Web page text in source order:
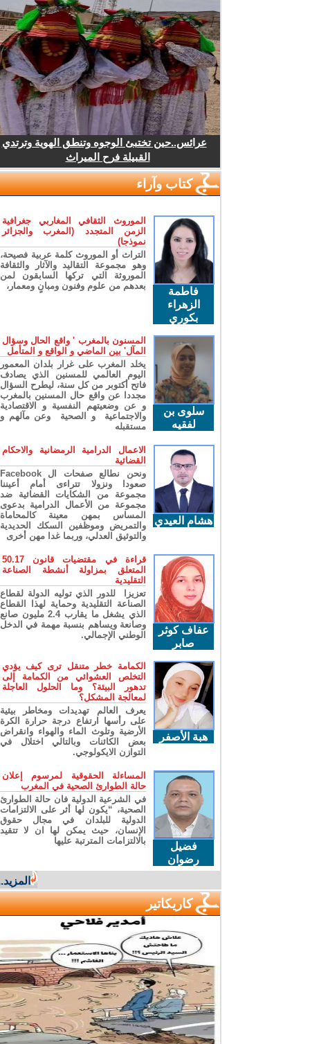
عرائس..حين تختبئ الوجوه وتنطق الهوية وترتدي
القبيلة فرح الميراث
كتاب وآراء
فاطمة
الزهراء
بكوري
الموروث الثقافي المغاربي جغرافية
الزمن المتجدد (المغرب والجزائر
نموذجا)
التراث أو الموروث كلمة عربية فصيحة،
وهو مجموعة التقاليد والآثار والثقافة
الموروثة التي تركها السابقون لمن
بعدهم من علوم وفنون ومبانٍ ومعمار،
سلوى بن
لفقيه
المسنون بالمغرب ' واقع الحال وسؤال
المآل' بين الماضي و الواقع و المتأمل
يخلد المغرب على غرار بلدان المعمور
اليوم العالمي للمسنين الذي يصادف
فاتح أكتوبر من كل سنة، ليطرح السؤال
مجددا عن واقع حال المسنين بالمغرب
و عن وضعيتهم النفسية و الاقتصادية
والاجتماعية و الصحية وعن مآلهم و
مستقبله
هشام العيدي
الاعمال الدرامية الرمضانية والاحكام
القضائية
ونحن نطالع صفحات ال Facebook
صعودا ونزولا تتراءى أمام أعيننا
مجموعة من الشكايات القضائية ضد
مجموعة من الأعمال الدرامية بدعوى
المساس بمهن معينة كالمحاماة
والتمريض وموظفين السكك الحديدية
والتوثيق العدلي، وربما غدا مهن أخرى
عفاف كوثر
صابر
قراءة في مقتضيات قانون 50.17
المتعلق بمزاولة أنشطة الصناعة
التقليدية
تعزيزا للدور الذي توليه الدولة لقطاع
الصناعة التقليدية وحماية لهذا القطاع
الذي يشغل ما يقارب 2.4 مليون صانع
وصانعة ويساهم بنسبة مهمة في الدخل
الوطني الإجمالي.
هبة الأصفر
الكمامة خطر متنقل ترى كيف يؤدي
التخلص العشوائي من الكمامة إلى
تدهور البيئة؟ وما الحلول العاجلة
لمعالجة المشكل؟
يعرف العالم تهديدات ومخاطر بيئية
على رأسها ارتفاع درجة حرارة الكرة
الأرضية وتلوث الماء والهواء وانقراض
بعض الكائنات وبالتالي اختلال في
التوازن الايكولوجي.
فضيل
رضوان
المساءلة الحقوقية لمرسوم إعلان
حالة الطوارئ الصحية في المغرب
في الشرعية الدولية فان حالة الطوارئ
الصحية، “يكون لها أثر على الالتزامات
الدولية للبلدان في مجال حقوق
الإنسان، حيث يمكن لها ان لا تتقيد
بالالتزامات المترتبة عليها
المزيد...
كاريكاتير